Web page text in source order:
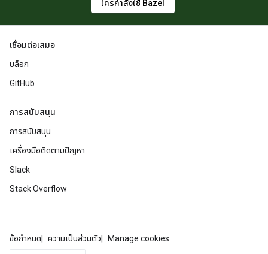
ใครกำลังใช้ Bazel
เชื่อมต่อเสมอ
บล็อก
GitHub
การสนับสนุน
การสนับสนุน
เครื่องมือติดตามปัญหา
Slack
Stack Overflow
ข้อกำหนด ความเป็นส่วนตัว Manage cookies